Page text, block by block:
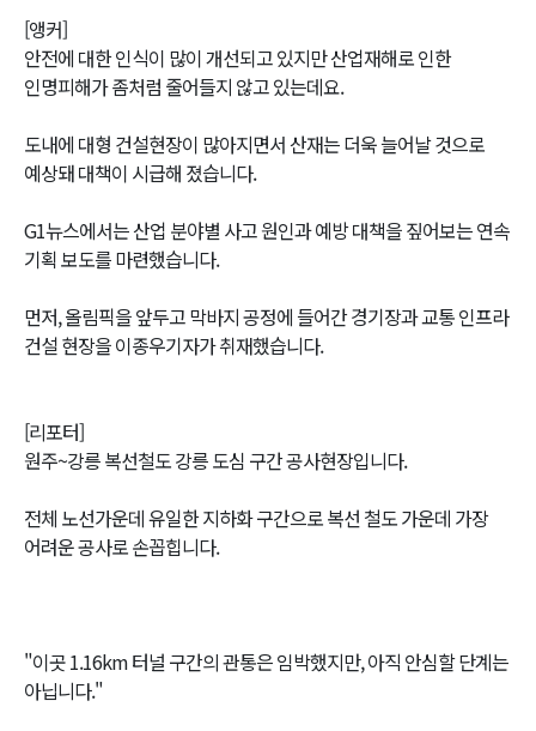
[앵커]
안전에 대한 인식이 많이 개선되고 있지만 산업재해로 인한
인명피해가 좀처럼 줄어들지 않고 있는데요.
도내에 대형 건설현장이 많아지면서 산재는 더욱 늘어날 것으로
예상돼 대책이 시급해 졌습니다.
G1뉴스에서는 산업 분야별 사고 원인과 예방 대책을 짚어보는 연속
기획 보도를 마련했습니다.
먼저, 올림픽을 앞두고 막바지 공정에 들어간 경기장과 교통 인프라
건설 현장을 이종우기자가 취재했습니다.
[리포터]
원주~강릉 복선철도 강릉 도심 구간 공사현장입니다.
전체 노선가운데 유일한 지하화 구간으로 복선 철도 가운데 가장
어려운 공사로 손꼽힙니다.
"이곳 1.16km 터널 구간의 관통은 임박했지만, 아직 안심할 단계는
아닙니다."